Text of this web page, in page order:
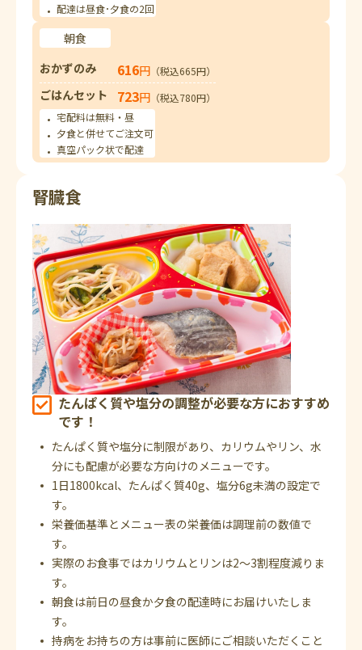
配達は昼食･夕食の2回
朝食
おかずのみ
616円 （税込665円）
ごはんセット 723円 （税込780円）
宅配料は無料・昼
夕食と併せてご注文可
真空パック状で配達
腎臓食
たんぱく質や塩分の調整が必要な方におすすめ
です！
たんぱく質や塩分に制限があり、カリウムやリン、水
分にも配慮が必要な方向けのメニューです。
1日1800kcal、たんぱく質40g、塩分6g未満の設定で
す。
栄養価基準とメニュー表の栄養価は調理前の数値で
す。
実際のお食事ではカリウムとリンは2～3割程度減りま
す。
朝食は前日の昼食か夕食の配達時にお届けいたしま
す。
持病をお持ちの方は事前に医師にご相談いただくこと